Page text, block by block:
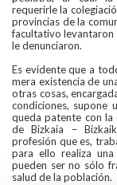
requerirle la
provincias de la
facultativo levantaron
le denunciaron.
Es evidente que a
mera existencia de
otras cosas,
condiciones, supone
queda patente con la
de Bizkaia –
profesión que es,
para ello realiza
pueden ser no sólo
salud de la población.